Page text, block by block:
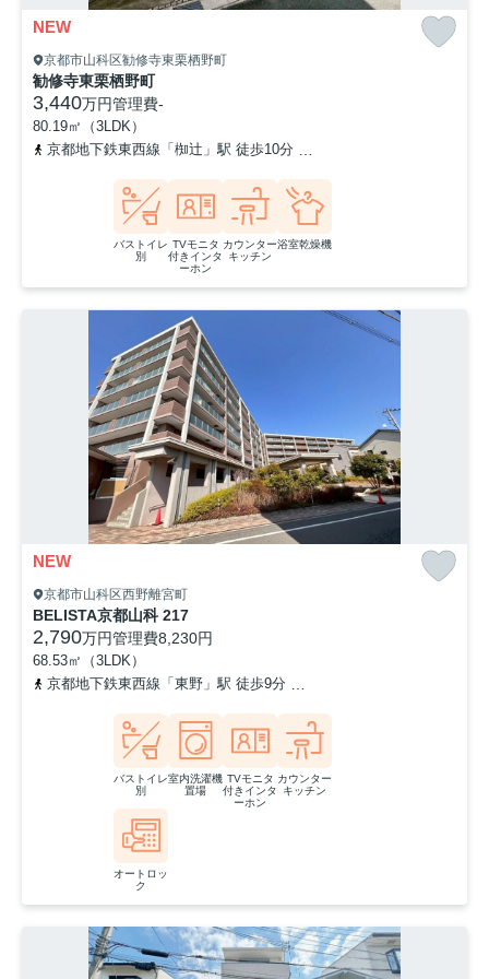
NEW
京都市山科区勧修寺東栗栖野町
勧修寺東栗栖野町
3,440万円管理費-
80.19㎡（3LDK）
京都地下鉄東西線「椥辻」駅 徒歩10分
バストイレ
別
TVモニタ
付きインタ
ーホン
カウンター
キッチン
浴室乾燥機
NEW
京都市山科区西野離宮町
BELISTA京都山科 217
2,790万円管理費8,230円
68.53㎡（3LDK）
京都地下鉄東西線「東野」駅 徒歩9分
バストイレ
別
室内洗濯機
置場
TVモニタ
付きインタ
ーホン
カウンター
キッチン
オートロッ
ク